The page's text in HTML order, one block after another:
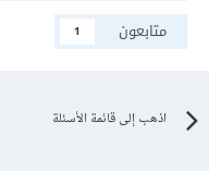
متابعون
1
اذهب إلى قائمة الأسئلة